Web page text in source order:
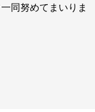
同努めてまいりま